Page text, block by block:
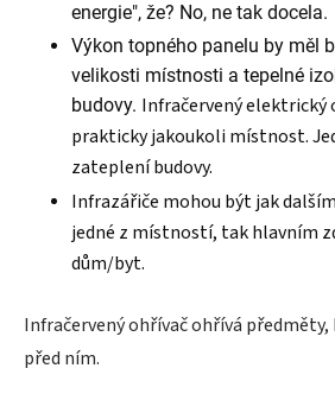
energie", že? No, ne tak docela.
Výkon topného panelu by měl
velikosti místnosti a tepelné
budovy. Infračervený elektrický
prakticky jakoukoli místnost.
zateplení budovy.
Infrazářiče mohou být jak
jedné z místností, tak hlavním
dům/byt.
Infračervený ohřívač ohřívá
před ním.